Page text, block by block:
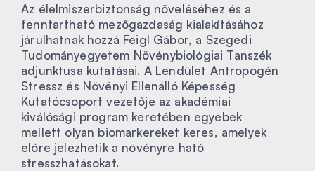
Az élelmiszerbiztonság növeléséhez és a
fenntartható mezőgazdaság kialakításához
járulhatnak hozzá Feigl Gábor, a Szegedi
Tudományegyetem Növénybiológiai Tanszék
adjunktusa kutatásai. A Lendület Antropogén
Stressz és Növényi Ellenálló Képesség
Kutatócsoport vezetője az akadémiai
kiválósági program keretében egyebek
mellett olyan biomarkereket keres, amelyek
előre jelezhetik a növényre ható
stresszhatásokat.